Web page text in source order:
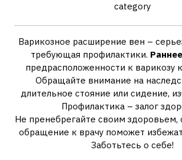
category
Варикозное расширение вен –
требующая профилактики.
предрасположенности к варикозу
Обращайте внимание на
длительное стояние или сидение,
Профилактика – залог
Не пренебрегайте своим здоровьем,
обращение к врачу поможет
Заботьтесь о себе!